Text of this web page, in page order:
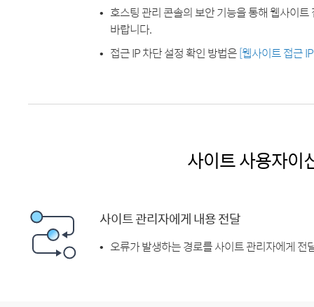
호스팅 관리 콘솔의 보안 기능을 통해 웹사이
바랍니다.
접근 IP 차단 설정 확인 방법은[웹사이트 접근
사이트 사용자이
사이트 관리자에게 내용 전달
오류가 발생하는 경로를 사이트 관리자에게 전